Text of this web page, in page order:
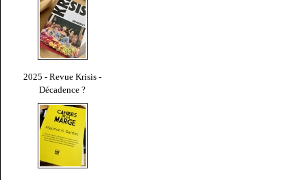
2025 - Revue Krisis -
Décadence ?